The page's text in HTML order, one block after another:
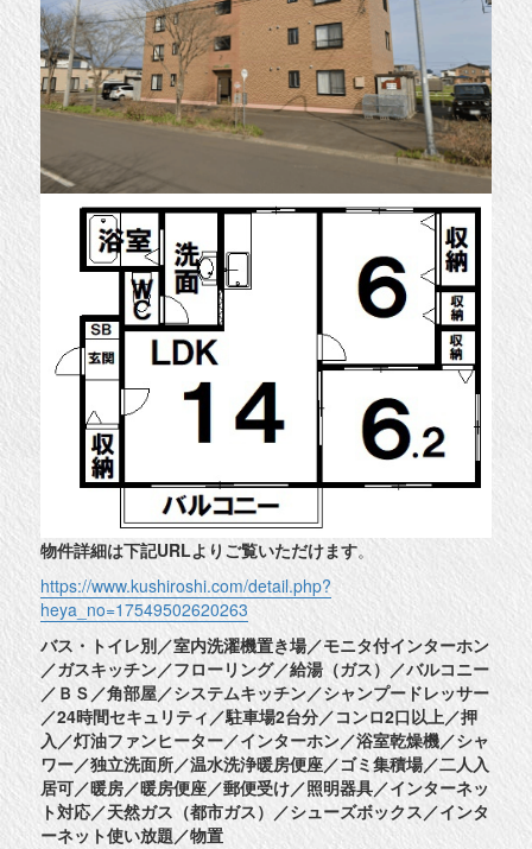
物件詳細は下記URLよりご覧いただけます。
https://www.kushiroshi.com/detail.php?
heya_no=17549502620263
バス・トイレ別／室内洗濯機置き場／モニタ付インターホン
／ガスキッチン／フローリング／給湯（ガス）／バルコニー
／ＢＳ／角部屋／システムキッチン／シャンプードレッサー
／24時間セキュリティ／駐車場2台分／コンロ2口以上／押
入／灯油ファンヒーター／インターホン／浴室乾燥機／シャ
ワー／独立洗面所／温水洗浄暖房便座／ゴミ集積場／二人入
居可／暖房／暖房便座／郵便受け／照明器具／インターネッ
ト対応／天然ガス（都市ガス）／シューズボックス／インタ
ーネット使い放題／物置